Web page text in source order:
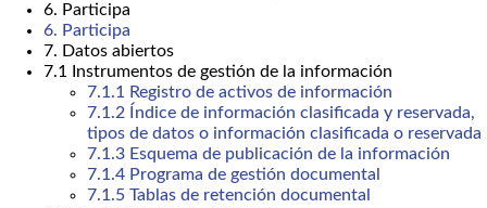
6. Participa
6. Participa
7. Datos abiertos
7.1 Instrumentos de gestión de la información
7.1.1 Registro de activos de información
7.1.2 Índice de información clasificada y reservada,
tipos de datos o información clasificada o reservada
7.1.3 Esquema de publicación de la información
7.1.4 Programa de gestión documental
7.1.5 Tablas de retención documental